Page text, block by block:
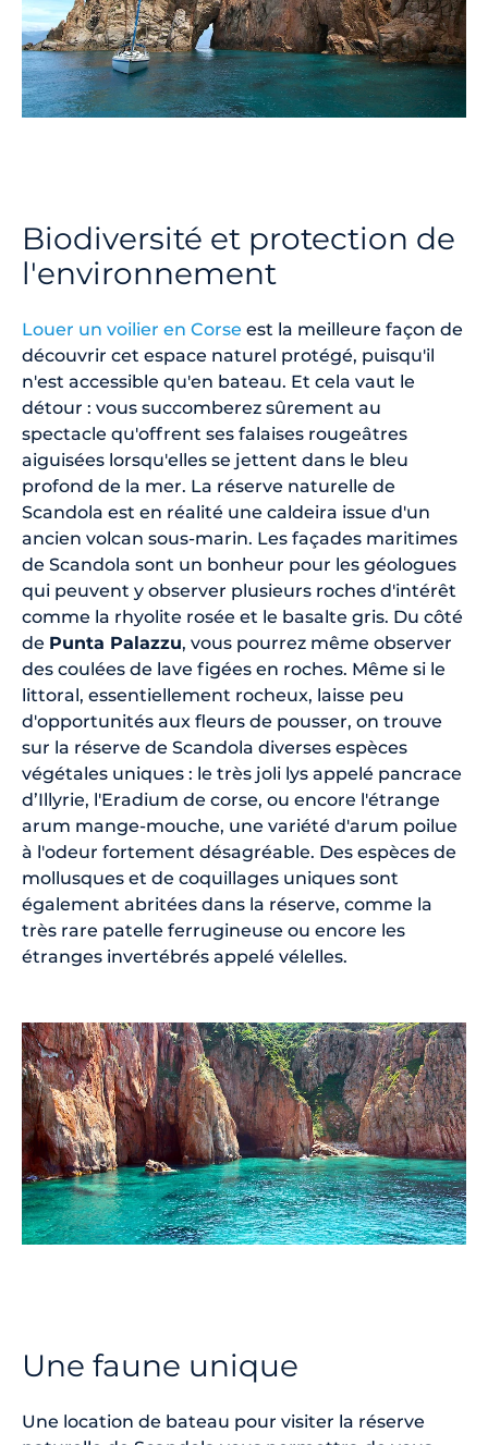
Biodiversité et protection de
l'environnement
Louer un voilier en Corse est la meilleure façon de
découvrir cet espace naturel protégé, puisqu'il
n'est accessible qu'en bateau. Et cela vaut le
détour : vous succomberez sûrement au
spectacle qu'offrent ses falaises rougeâtres
aiguisées lorsqu'elles se jettent dans le bleu
profond de la mer. La réserve naturelle de
Scandola est en réalité une caldeira issue d'un
ancien volcan sous-marin. Les façades maritimes
de Scandola sont un bonheur pour les géologues
qui peuvent y observer plusieurs roches d'intérêt
comme la rhyolite rosée et le basalte gris. Du côté
de Punta Palazzu, vous pourrez même observer
des coulées de lave figées en roches. Même si le
littoral, essentiellement rocheux, laisse peu
d'opportunités aux fleurs de pousser, on trouve
sur la réserve de Scandola diverses espèces
végétales uniques : le très joli lys appelé pancrace
d’Illyrie, l'Eradium de corse, ou encore l'étrange
arum mange-mouche, une variété d'arum poilue
à l'odeur fortement désagréable. Des espèces de
mollusques et de coquillages uniques sont
également abritées dans la réserve, comme la
très rare patelle ferrugineuse ou encore les
étranges invertébrés appelé vélelles.
Une faune unique
Une location de bateau pour visiter la réserve